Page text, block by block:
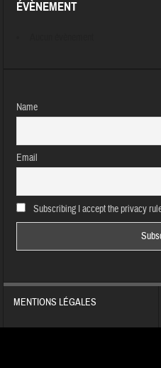
ÉVÈNEMENT
Name
Email
Subscribing I accept the privacy
MENTIONS LÉGALES